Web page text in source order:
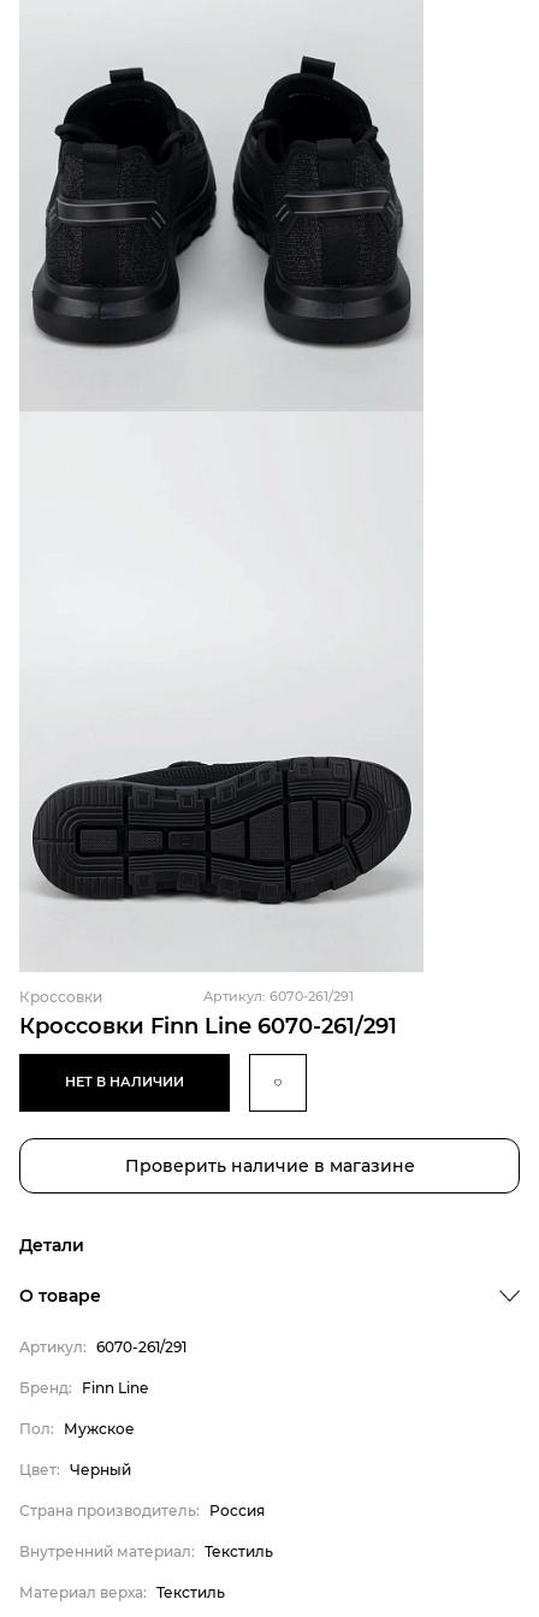
Кроссовки Finn Line 6070-261/291
Кроссовки Артикул: 6070-261/291
НЕТ В НАЛИЧИИ
Проверить наличие в магазине
Детали
Бренд
Пол
Цвет
Страна производитель
О товаре
Артикул: 6070-261/291
Бренд: Finn Line
Пол: Мужское
Цвет: Черный
Страна производитель: Россия
Внутренний материал: Текстиль
Материал верха: Текстиль